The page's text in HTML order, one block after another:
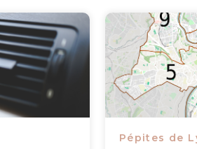
Pépites de